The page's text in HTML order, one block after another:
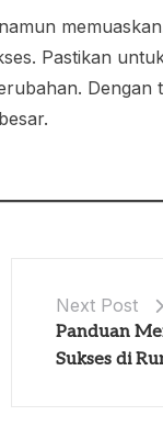
Pastikan
Dengan
Next Post
Panduan
Sukses di